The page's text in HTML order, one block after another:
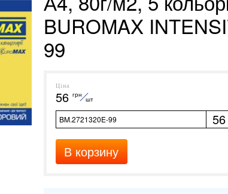
BUROMAX
99
Ціна
56 грн
шт
BM.2721320E-99 56
В корзину